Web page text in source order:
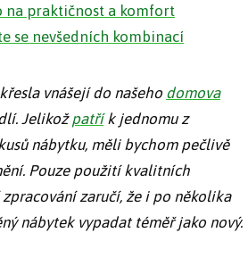
na praktičnost a komfort
se nevšedních kombinací
vnášejí do našeho domova
Jelikožpatřík jednomu z
nábytku, měli bychom pečlivě
Pouze použití kvalitních
zaručí, že i po několika
nábytek vypadat téměř jako nový.